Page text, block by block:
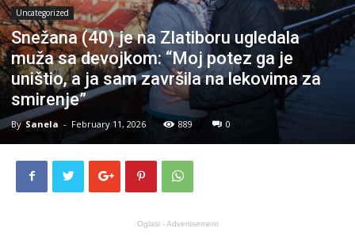
Uncategorized
Snežana (40) je na Zlatiboru ugledala
muža sa devojkom: “Moj potez ga je
uništio, a ja sam završila na lekovima za
smirenje”
By Sanela - February 11, 2026 889 0
Oglasi - Advertisement